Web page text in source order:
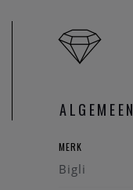
ALGEMEEN
MERK
Bigli